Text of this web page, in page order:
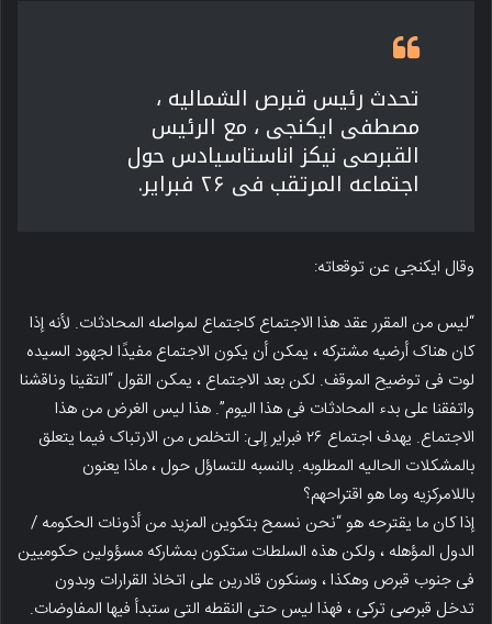
تحدث رئیس قبرص الشمالیه ،
مصطفى ایکنجی ، مع الرئیس
القبرصی نیکز اناستاسیادس حول
اجتماعه المرتقب فی ۲۶ فبرایر.
وقال ایکنجی عن توقعاته:
“لیس من المقرر عقد هذا الاجتماع کاجتماع لمواصله المحادثات. لأنه إذا
کان هناک أرضیه مشترکه ، یمکن أن یکون الاجتماع مفیدًا لجهود السیده
لوت فی توضیح الموقف. لکن بعد الاجتماع ، یمکن القول “التقینا وناقشنا
واتفقنا على بدء المحادثات فی هذا الیوم”. هذا لیس الغرض من هذا
الاجتماع. یهدف اجتماع ۲۶ فبرایر إلى: التخلص من الارتباک فیما یتعلق
بالمشکلات الحالیه المطلوبه. بالنسبه للتساؤل حول ، ماذا یعنون
باللامرکزیه وما هو اقتراحهم؟
إذا کان ما یقترحه هو “نحن نسمح بتکوین المزید من أذونات الحکومه /
الدول المؤهله ، ولکن هذه السلطات ستکون بمشارکه مسؤولین حکومیین
فی جنوب قبرص وهکذا ، وسنکون قادرین على اتخاذ القرارات وبدون
تدخل قبرصی ترکی ، فهذا لیس حتى النقطه التی ستبدأ فیها المفاوضات.